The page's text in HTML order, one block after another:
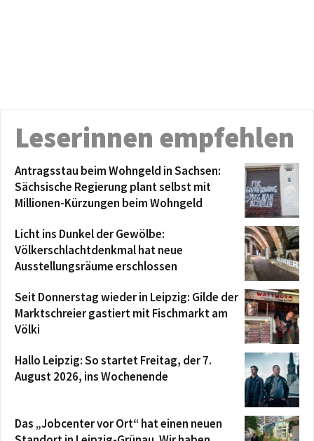
Leserinnen empfehlen
Antragsstau beim Wohngeld in Sachsen:
Sächsische Regierung plant selbst mit
Millionen-Kürzungen beim Wohngeld
Licht ins Dunkel der Gewölbe:
Völkerschlachtdenkmal hat neue
Ausstellungsräume erschlossen
Seit Donnerstag wieder in Leipzig: Gilde der
Marktschreier gastiert mit Fischmarkt am
Völki
Hallo Leipzig: So startet Freitag, der 7.
August 2026, ins Wochenende
Das „Jobcenter vor Ort“ hat einen neuen